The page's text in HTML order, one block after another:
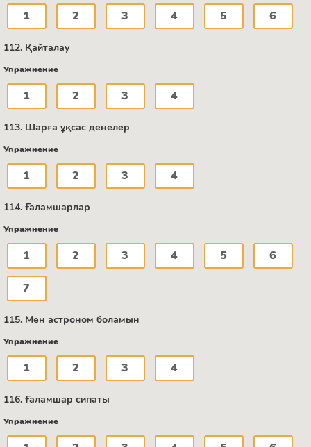
1 2 3 4 5 6
112. Қайталау
Упражнение
1 2 3 4
113. Шарға ұқсас денелер
Упражнение
1 2 3 4
114. Ғаламшарлар
Упражнение
1 2 3 4 5 6
7
115. Мен астроном боламын
Упражнение
1 2 3 4
116. Ғаламшар сипаты
Упражнение